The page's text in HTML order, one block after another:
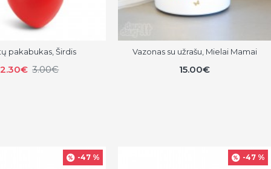
pakabukas, Širdis
2.30€ 3.00€
Vazonas su užrašu, Mielai Mamai
15.00€
-47 % -47 %